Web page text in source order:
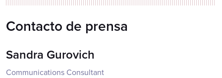
Contacto de prensa
Sandra Gurovich
Communications Consultant